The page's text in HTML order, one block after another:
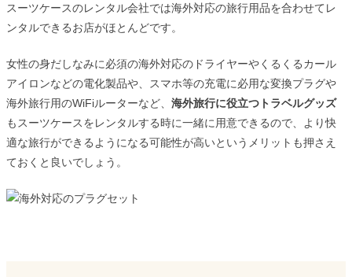
スーツケースのレンタル会社では海外対応の旅行用品を合わせてレ
ンタルできるお店がほとんどです。
女性の身だしなみに必須の海外対応のドライヤーやくるくるカール
アイロンなどの電化製品や、スマホ等の充電に必用な変換プラグや
海外旅行用のWiFiルーターなど、 海外旅行に役立つトラベルグッズ
もスーツケースをレンタルする時に一緒に用意できるので、より快
適な旅行ができるようになる可能性が高いというメリットも押さえ
ておくと良いでしょう。